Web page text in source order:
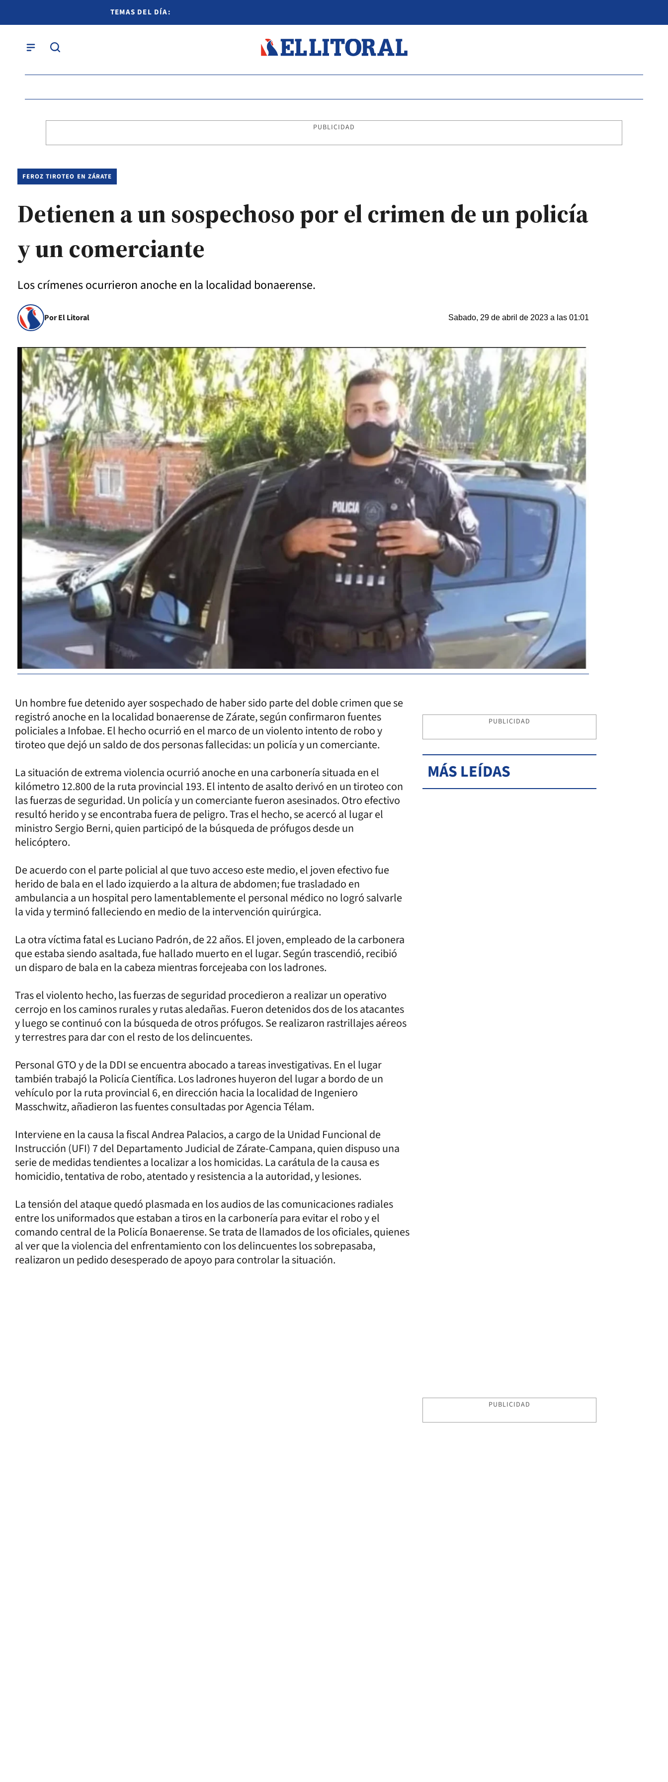
TEMAS DEL DÍA:
PUBLICIDAD
FEROZ TIROTEO EN ZÁRATE
Detienen a un sospechoso por el crimen de un policía
y un comerciante
Los crímenes ocurrieron anoche en la localidad bonaerense.
Por El Litoral Sabado, 29 de abril de 2023 a las 01:01
Un hombre fue detenido ayer sospechado de haber sido parte del doble crimen que se
registró anoche en la localidad bonaerense de Zárate, según confirmaron fuentes
policiales a Infobae. El hecho ocurrió en el marco de un violento intento de robo y
tiroteo que dejó un saldo de dos personas fallecidas: un policía y un comerciante.
La situación de extrema violencia ocurrió anoche en una carbonería situada en el
kilómetro 12.800 de la ruta provincial 193. El intento de asalto derivó en un tiroteo con
las fuerzas de seguridad. Un policía y un comerciante fueron asesinados. Otro efectivo
resultó herido y se encontraba fuera de peligro. Tras el hecho, se acercó al lugar el
ministro Sergio Berni, quien participó de la búsqueda de prófugos desde un
helicóptero.
De acuerdo con el parte policial al que tuvo acceso este medio, el joven efectivo fue
herido de bala en el lado izquierdo a la altura de abdomen; fue trasladado en
ambulancia a un hospital pero lamentablemente el personal médico no logró salvarle
la vida y terminó falleciendo en medio de la intervención quirúrgica.
La otra víctima fatal es Luciano Padrón, de 22 años. El joven, empleado de la carbonera
que estaba siendo asaltada, fue hallado muerto en el lugar. Según trascendió, recibió
un disparo de bala en la cabeza mientras forcejeaba con los ladrones.
Tras el violento hecho, las fuerzas de seguridad procedieron a realizar un operativo
cerrojo en los caminos rurales y rutas aledañas. Fueron detenidos dos de los atacantes
y luego se continuó con la búsqueda de otros prófugos. Se realizaron rastrillajes aéreos
y terrestres para dar con el resto de los delincuentes.
Personal GTO y de la DDI se encuentra abocado a tareas investigativas. En el lugar
también trabajó la Policía Científica. Los ladrones huyeron del lugar a bordo de un
vehículo por la ruta provincial 6, en dirección hacia la localidad de Ingeniero
Masschwitz, añadieron las fuentes consultadas por Agencia Télam.
Interviene en la causa la fiscal Andrea Palacios, a cargo de la Unidad Funcional de
Instrucción (UFI) 7 del Departamento Judicial de Zárate-Campana, quien dispuso una
serie de medidas tendientes a localizar a los homicidas. La carátula de la causa es
homicidio, tentativa de robo, atentado y resistencia a la autoridad, y lesiones.
La tensión del ataque quedó plasmada en los audios de las comunicaciones radiales
entre los uniformados que estaban a tiros en la carbonería para evitar el robo y el
comando central de la Policía Bonaerense. Se trata de llamados de los oficiales, quienes
al ver que la violencia del enfrentamiento con los delincuentes los sobrepasaba,
realizaron un pedido desesperado de apoyo para controlar la situación.
PUBLICIDAD
MÁS LEÍDAS
PUBLICIDAD